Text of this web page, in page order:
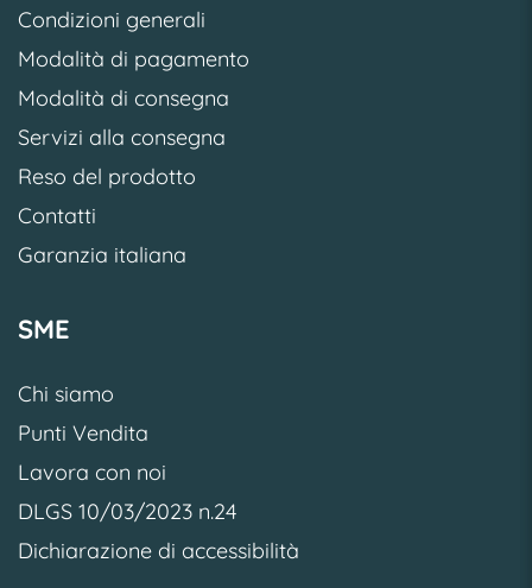
Condizioni generali
Modalità di pagamento
Modalità di consegna
Servizi alla consegna
Reso del prodotto
Contatti
Garanzia italiana
SME
Chi siamo
Punti Vendita
Lavora con noi
DLGS 10/03/2023 n.24
Dichiarazione di accessibilità